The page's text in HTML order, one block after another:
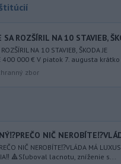
SA ROZŠÍRIL NA 10 STAVIEB,
NA 10 STAVIEB, ŠKODA JE
400 000 € V piatok 7. augusta krátko
zbor
NIČ
NIČ NEROBÍTE⁉️VLÁDA MÁ
🔺Sľuboval lacnotu, zníženie s...